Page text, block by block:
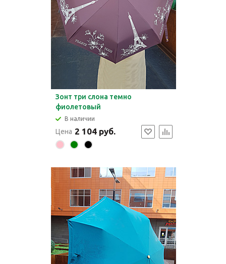
Зонт три слона темно
фиолетовый
В наличии
Цена 2 104 руб.